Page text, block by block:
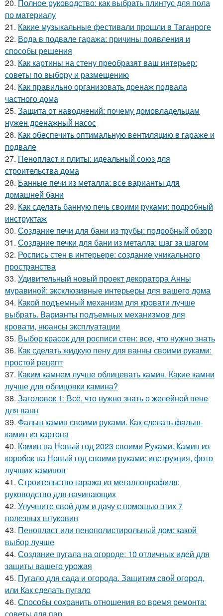
20. Полное руководство: как выбрать плинтус для пола
по материалу
21. Какие музыкальные фестивали прошли в Таганроге
22. Вода в подвале гаража: причины появления и
способы решения
23. Как картины на стену преобразят ваш интерьер:
советы по выбору и размещению
24. Как правильно организовать дренаж подвала
частного дома
25. Защита от наводнений: почему домовладельцам
нужен дренажный насос
26. Как обеспечить оптимальную вентиляцию в гараже и
подвале
27. Пенопласт и плиты: идеальный союз для
строительства дома
28. Банные печи из металла: все варианты для
домашней бани
29. Как сделать банную печь своими руками: подробный
инструктаж
30. Создание печи для бани из трубы: подробный обзор
31. Создание печки для бани из металла: шаг за шагом
32. Роспись стен в интерьере: создание уникального
пространства
33. Удивительный новый проект декоратора Анны
муравиной: эксклюзивные интерьеры для вашего дома
34. Какой подъемный механизм для кровати лучше
выбрать. Варианты подъемных механизмов для
кровати, нюансы эксплуатации
35. Выбор красок для росписи стен: все, что нужно знать
36. Как сделать жидкую пену для ванны своими руками:
простой рецепт
37. Каким камнем лучше облицевать камин. Какие камни
лучше для облицовки камина?
38. Заголовок 1: Всё, что нужно знать о желейной пенe
для ванн
39. Фальш камин своими руками. Как сделать фальш-
камин из картона
40. Камин на Новый год 2023 своими Руками. Камин из
коробок на Новый год своими руками: инструкция, фото
лучших каминов
41. Строительство гаража из металлопрофиля:
руководство для начинающих
42. Улучшите свой дом и дачу с помощью этих 7
полезных штуковин
43. Пенопласт или пенополистирольный дом: какой
выбор лучше
44. Создание пугала на огороде: 10 отличных идей для
защиты вашего урожая
45. Пугало для сада и огорода. Защитим свой огород,
или Как сделать пугало
46. Способы сохранить отношения во время ремонта: